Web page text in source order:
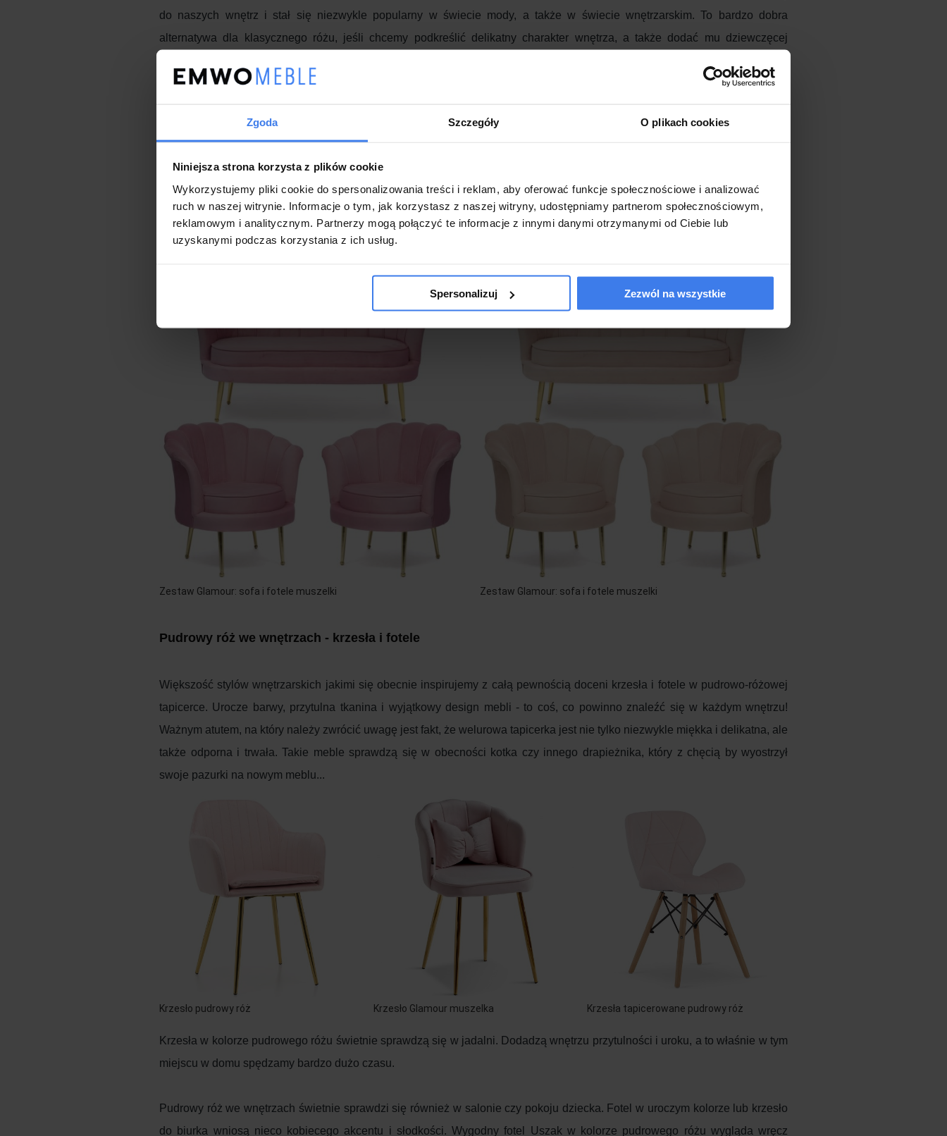
Zgoda Szczegóły O plikach cookies
Niniejsza strona korzysta z plików cookie
Wykorzystujemy pliki cookie do spersonalizowania treści i reklam, aby oferować funkcje społecznościowe i analizować
ruch w naszej witrynie. Informacje o tym, jak korzystasz z naszej witryny, udostępniamy partnerom społecznościowym,
reklamowym i analitycznym. Partnerzy mogą połączyć te informacje z innymi danymi otrzymanymi od Ciebie lub
uzyskanymi podczas korzystania z ich usług.
Spersonalizuj Zezwól na wszystkie
do naszych wnętrz i stał się niezwykle popularny w świecie mody, a także w świecie wnętrzarskim. To bardzo dobra
alternatywa dla klasycznego różu, jeśli chcemy podkreślić delikatny charakter wnętrza, a także dodać mu dziewczęcej
barwie dodatków, a także jako kolor tapicerki naszych mebli- wygląda wręcz spektakularnie!
pierwszy rzut oka zyskujemy pewność, że tapicerka jest niezwykle przytulna.
Pudrowy róż jest dość neutralną barwą, nie dominuje intensywnością swojego koloru, a jedynie subtelnie je przyozdabia.
Możemy więc spokojnie użyć go nawet na dużych powierzchniach bez obaw, że będzie męczący czy nie pozwoli nam się
zrelaksować. Psychologia koloru daje nam jasne wytyczne, że zbyt jaskrawe i intensywne barwy takie jak np. pomarańcz,
czerwień czy fiolet mogą potęgować w nas napięcie, drażnić i działać pobudzająco, co mogłoby być szczególnie irytujące w
Zestaw Glamour: sofa i fotele muszelki Zestaw Glamour: sofa i fotele muszelki
Pudrowy róż we wnętrzach - krzesła i fotele
Większość stylów wnętrzarskich jakimi się obecnie inspirujemy z całą pewnością doceni krzesła i fotele w pudrowo-różowej
tapicerce. Urocze barwy, przytulna tkanina i wyjątkowy design mebli - to coś, co powinno znaleźć się w każdym wnętrzu!
Ważnym atutem, na który należy zwrócić uwagę jest fakt, że welurowa tapicerka jest nie tylko niezwykle miękka i delikatna, ale
także odporna i trwała. Takie meble sprawdzą się w obecności kotka czy innego drapieżnika, który z chęcią by wyostrzył
swoje pazurki na nowym meblu...
Krzesło pudrowy róż Krzesło Glamour muszelka Krzesła tapicerowane pudrowy róż
Krzesła w kolorze pudrowego różu świetnie sprawdzą się w jadalni. Dodadzą wnętrzu przytulności i uroku, a to właśnie w tym
miejscu w domu spędzamy bardzo dużo czasu.
Pudrowy róż we wnętrzach świetnie sprawdzi się również w salonie czy pokoju dziecka. Fotel w uroczym kolorze lub krzesło
do biurka wniosą nieco kobiecego akcentu i słodkości. Wygodny fotel Uszak w kolorze pudrowego różu wygląda wręcz